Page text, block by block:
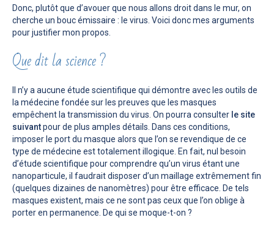
Donc, plutôt que d’avouer que nous allons droit dans le mur, on
cherche un bouc émissaire : le virus. Voici donc mes arguments
pour justifier mon propos.
Que dit la science ?
Il n’y a aucune étude scientifique qui démontre avec les outils de
la médecine fondée sur les preuves que les masques
empêchent la transmission du virus. On pourra consulter le site
suivantpour de plus amples détails. Dans ces conditions,
imposer le port du masque alors que l’on se revendique de ce
type de médecine est totalement illogique. En fait, nul besoin
d’étude scientifique pour comprendre qu’un virus étant une
nanoparticule, il faudrait disposer d’un maillage extrêmement fin
(quelques dizaines de nanomètres) pour être efficace. De tels
masques existent, mais ce ne sont pas ceux que l’on oblige à
porter en permanence. De qui se moque-t-on ?